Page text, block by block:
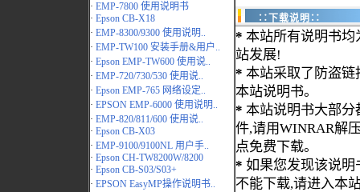
· EMP-7800 使用说明书
· Epson CB-X18
· EMP-8300/9300 使用说明..
· EMP-TW100 安装手册&用户..
· Epson EMP-TW600 使用说..
· EMP-720/730/530 使用说..
· Epson EMP-765 网络设定..
· EPSON EMP-6000 使用说明..
· EMP-820/811/600 使用说..
· Epson CB-X03
· EMP-9100/9100NL 用户手..
· Epson CH-TW8200W/8200
· Epson CB-S03/S03+
· EPSON EasyMP操作说明书..
∷下载说明∷
* 本站所有说明书均
站发展!
* 本站采取了防盗链
本站说明书。
* 本站说明书大部分
件,请用WINRAR解
点免费下载。
* 如果您发现该说明
不能下载,请进入本